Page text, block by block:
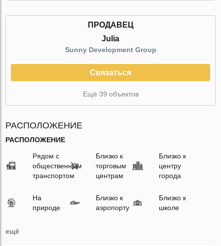
ПРОДАВЕЦ
Julia
Sunny Development Group
Связаться
Ещё 39 объектов
РАСПОЛОЖЕНИЕ
РАСПОЛОЖЕНИЕ
Рядом с
общественным
транспортом
Близко к
торговым
центрам
Близко к
центру
города
На
природе
Близко к
аэропорту
Близко к
школе
ещё